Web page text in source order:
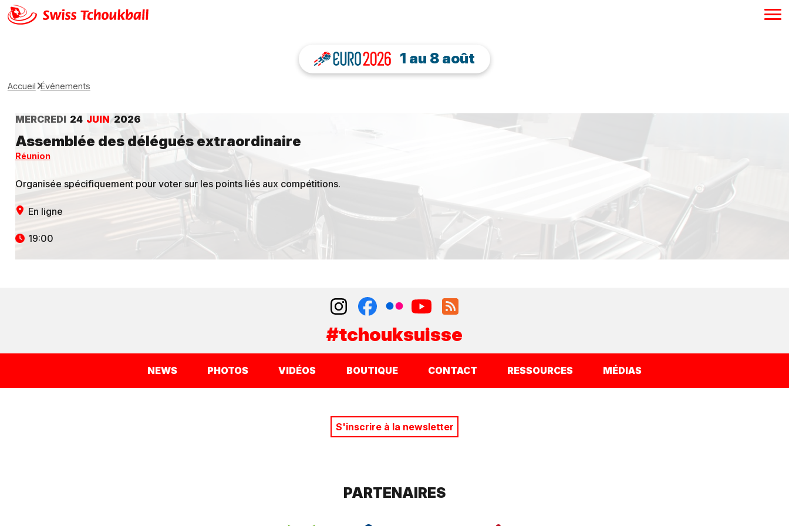
1 au 8 août
Accueil Événements
MERCREDI 24 JUIN 2026
Assemblée des délégués extraordinaire
Réunion
Organisée spécifiquement pour voter sur les points liés aux compétitions.
En ligne
19:00
#tchouksuisse
NEWS PHOTOS VIDÉOS BOUTIQUE CONTACT RESSOURCES MÉDIAS
S'inscrire à la newsletter
PARTENAIRES